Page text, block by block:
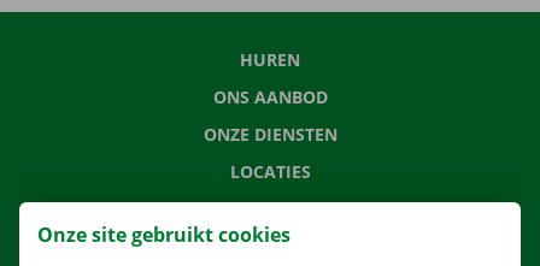
HUREN
ONS AANBOD
ONZE DIENSTEN
LOCATIES
APP
VERHUISOPLOSSINGEN
Onze site gebruikt cookies